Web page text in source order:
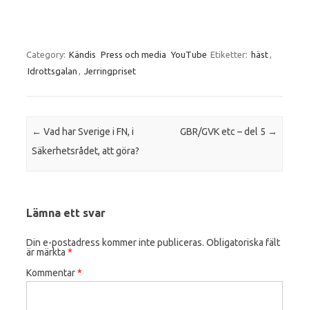
Category: Kändis Press och media YouTube Etiketter: häst,
Idrottsgalan , Jerringpriset
Post navigation
← Vad har Sverige i FN, i
Säkerhetsrådet, att göra?
GBR/GVK etc – del 5 →
Lämna ett svar
Din e-postadress kommer inte publiceras. Obligatoriska fält
är märkta *
Kommentar*